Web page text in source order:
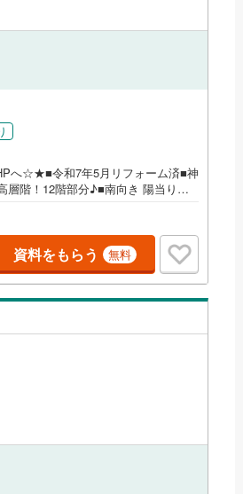
へ☆★■令和7年5月リフォーム済■神
層階！12階部分♪■南向き 陽当り通
の後片付けをサポート◎■水回りが
お掃除かんたん♪■小・中学校、ス
リフォーム内容〉・システムキッチ
調・温水洗浄便座付トイレ新調・建
ング貼替などお家探しはトラスト
♪〇定休日はございません。お時間
さい！〇神戸市全域、明石・芦屋・
件のご紹介が可能です♪
資料をもらう 無料
専用庭（0）